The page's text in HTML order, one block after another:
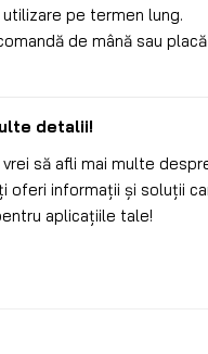
pe termen lung.
de mână sau
detalii!
să afli mai multe
oferi informații și soluții
aplicațiile tale!